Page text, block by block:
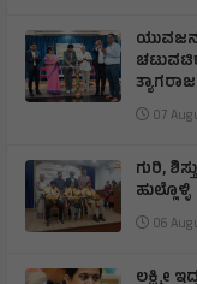
ತ್ಯಾಗರಾಜ
07
ಗುರಿ,
ಹುಲ್ಲೊಳ್ಳಿ
06